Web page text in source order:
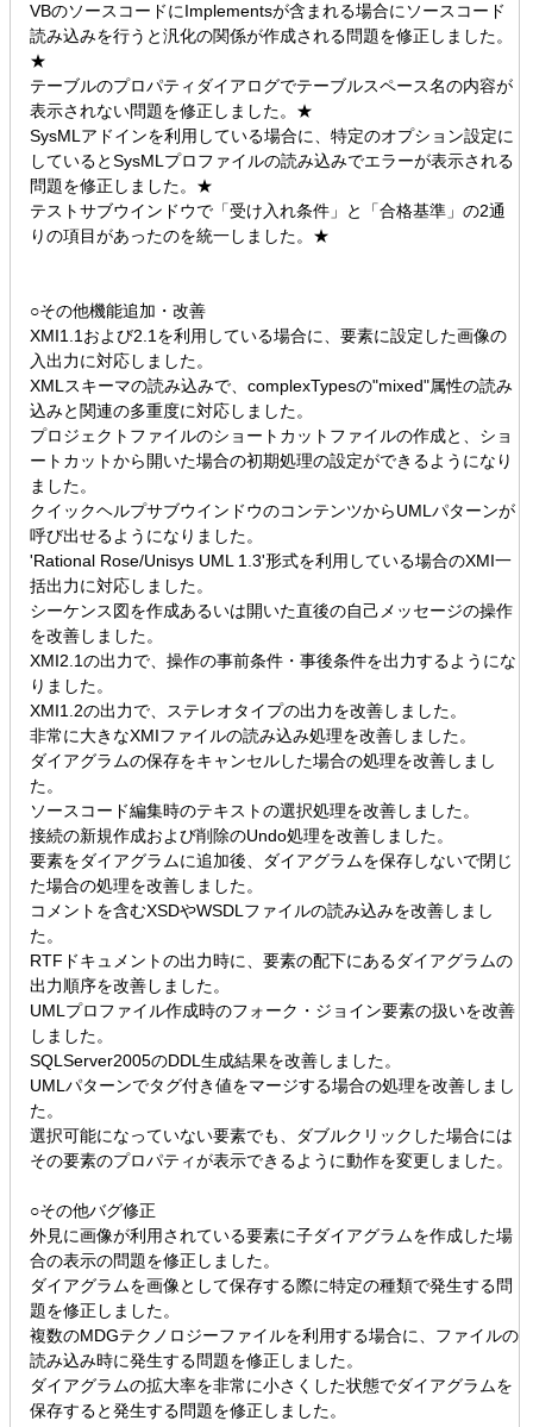
VBのソースコードにImplementsが含まれる場合にソースコード
読み込みを行うと汎化の関係が作成される問題を修正しました。
★
テーブルのプロパティダイアログでテーブルスペース名の内容が
表示されない問題を修正しました。★
SysMLアドインを利用している場合に、特定のオプション設定に
しているとSysMLプロファイルの読み込みでエラーが表示される
問題を修正しました。★
テストサブウインドウで「受け入れ条件」と「合格基準」の2通
りの項目があったのを統一しました。★
○その他機能追加・改善
XMI1.1および2.1を利用している場合に、要素に設定した画像の
入出力に対応しました。
XMLスキーマの読み込みで、complexTypesの"mixed"属性の読み
込みと関連の多重度に対応しました。
プロジェクトファイルのショートカットファイルの作成と、ショ
ートカットから開いた場合の初期処理の設定ができるようになり
ました。
クイックヘルプサブウインドウのコンテンツからUMLパターンが
呼び出せるようになりました。
'Rational Rose/Unisys UML 1.3'形式を利用している場合のXMI一
括出力に対応しました。
シーケンス図を作成あるいは開いた直後の自己メッセージの操作
を改善しました。
XMI2.1の出力で、操作の事前条件・事後条件を出力するようにな
りました。
XMI1.2の出力で、ステレオタイプの出力を改善しました。
非常に大きなXMIファイルの読み込み処理を改善しました。
ダイアグラムの保存をキャンセルした場合の処理を改善しまし
た。
ソースコード編集時のテキストの選択処理を改善しました。
接続の新規作成および削除のUndo処理を改善しました。
要素をダイアグラムに追加後、ダイアグラムを保存しないで閉じ
た場合の処理を改善しました。
コメントを含むXSDやWSDLファイルの読み込みを改善しまし
た。
RTFドキュメントの出力時に、要素の配下にあるダイアグラムの
出力順序を改善しました。
UMLプロファイル作成時のフォーク・ジョイン要素の扱いを改善
しました。
SQLServer2005のDDL生成結果を改善しました。
UMLパターンでタグ付き値をマージする場合の処理を改善しまし
た。
選択可能になっていない要素でも、ダブルクリックした場合には
その要素のプロパティが表示できるように動作を変更しました。
○その他バグ修正
外見に画像が利用されている要素に子ダイアグラムを作成した場
合の表示の問題を修正しました。
ダイアグラムを画像として保存する際に特定の種類で発生する問
題を修正しました。
複数のMDGテクノロジーファイルを利用する場合に、ファイルの
読み込み時に発生する問題を修正しました。
ダイアグラムの拡大率を非常に小さくした状態でダイアグラムを
保存すると発生する問題を修正しました。